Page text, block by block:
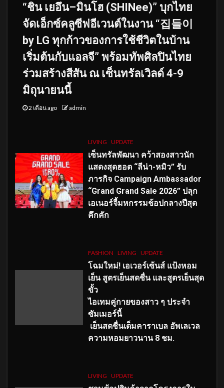
“ชิน เยอึน–มินโฮ (SHINee)” บุกไทย
จัดเอ็กซ์คลูซีฟอีเวนต์ในงาน “집들이
by LG ทุกก้าวของการใช้ชีวิตในบ้าน
เริ่มต้นกับแอลจี” พร้อมทัพศิลปินไทย
ร่วมสร้างสีสัน ณ เซ็นทรัลเวิลด์ 4-9
มิถุนายนนี้
2 เดือน ago admin
LIVING UPDATE
เซ็นทรัลพัฒนา คว้าสองสาวนัก
แสดงสุดฮอต “ลีน่า-หมิว” รับ
ภารกิจ Campaign Ambassador
“Grand Grand Sale 2026” ปลุก
เอเนอร์จี้มหกรรมช้อปกลางปีสุด
คึกคัก
FASHION LIVING UPDATE
โฉมใหม่! เอเวอร์เซ้นส์ แป้งหอม
เย็น สูตรเย็นสดชื่น และสูตรเย็นสุด
ขั้ว
ไอเทมคู่กายของสาว ๆ ประจำ
ซัมเมอร์นี้
เย็นสดชื่นเต็มคาราเบล อัพเลเวล
ความหอมยาวนาน 8 ชม.
LIVING UPDATE